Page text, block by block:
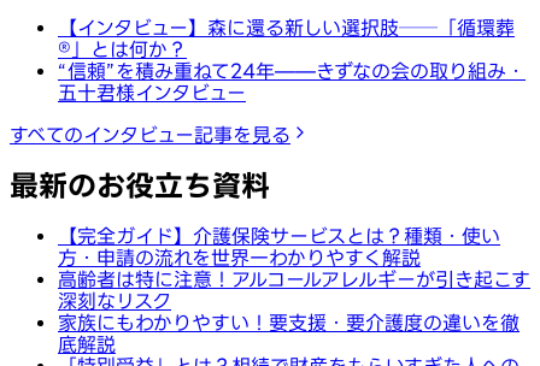
【インタビュー】森に還る新しい選択肢──「循環葬
®︎」とは何か？
“信頼”を積み重ねて24年——きずなの会の取り組み・
五十君様インタビュー
すべてのインタビュー記事を見る
最新のお役立ち資料
【完全ガイド】介護保険サービスとは？種類・使い
方・申請の流れを世界一わかりやすく解説
高齢者は特に注意！アルコールアレルギーが引き起こす
深刻なリスク
家族にもわかりやすい！要支援・要介護度の違いを徹
底解説